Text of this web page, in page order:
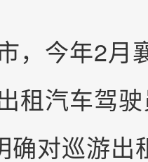
今年2月
租汽车驾
确对巡游